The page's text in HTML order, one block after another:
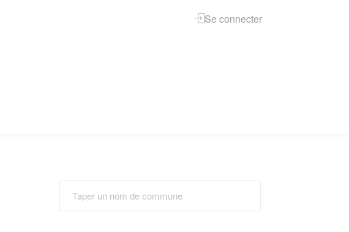
Se connecter